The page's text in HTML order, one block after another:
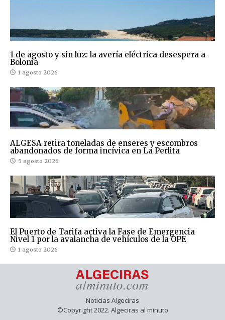
1 de agosto y sin luz: la avería eléctrica desespera a
Bolonia
1 agosto 2026
ALGESA retira toneladas de enseres y escombros
abandonados de forma incívica en La Perlita
5 agosto 2026
El Puerto de Tarifa activa la Fase de Emergencia
Nivel 1 por la avalancha de vehículos de la OPE
1 agosto 2026
Noticias Algeciras
©Copyright 2022. Algeciras al minuto